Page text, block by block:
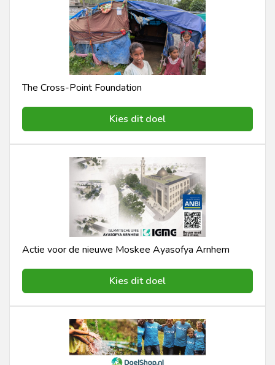
The Cross-Point Foundation
Kies dit doel
Actie voor de nieuwe Moskee Ayasofya Arnhem
Kies dit doel